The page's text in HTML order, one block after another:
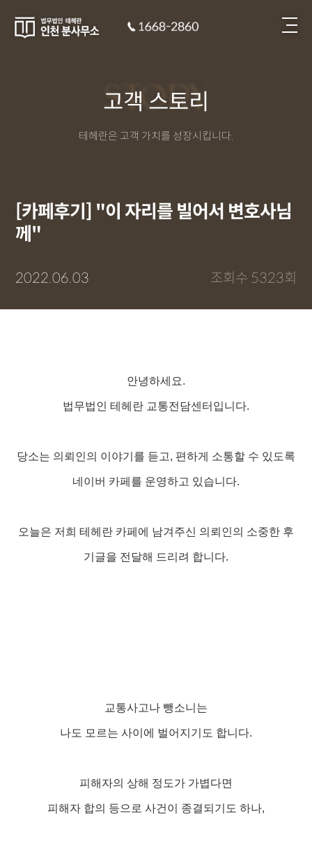
STORY
고객 스토리
테헤란은 고객 가치를 성장시킵니다.
[카페후기] "이 자리를 빌어서 변호사님
께"
2022.06.03 조회수 5323회
안녕하세요.
법무법인 테헤란 교통전담센터입니다.
당소는 의뢰인의 이야기를 듣고, 편하게 소통할 수 있도록
네이버 카페를 운영하고 있습니다.
오늘은 저희 테헤란 카페에 남겨주신 의뢰인의 소중한 후
기글을 전달해 드리려 합니다.
교통사고나 뺑소니는
나도 모르는 사이에 벌어지기도 합니다.
피해자의 상해 정도가 가볍다면
피해자 합의 등으로 사건이 종결되기도 하나,